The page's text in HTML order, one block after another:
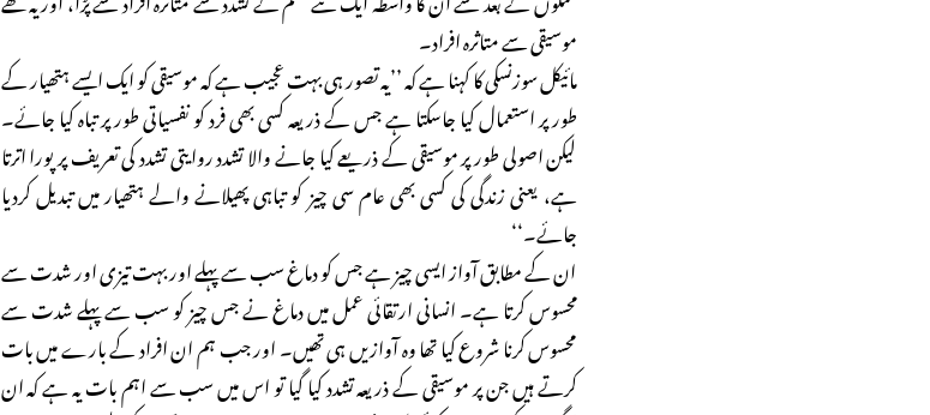
موسیقی سے متاثرہ افراد۔
مائیکل سوزنسکی کا کہنا ہے کہ ’’یہ تصور ہی بہت عجیب ہے کہ موسیقی کو ایک ایسے ہتھیار کے
طور پر استعمال کیا جاسکتا ہے جس کے ذریعہ کسی بھی فرد کو نفسیاتی طور پر تباہ کیا جائے۔
لیکن اصولی طور پر موسیقی کے ذریعے کیا جانے والا تشدد روایتی تشدد کی تعریف پر پورا اترتا
ہے، یعنی زندگی کی کسی بھی عام سی چیز کو تباہی پھیلانے والے ہتھیار میں تبدیل کردیا
جائے۔‘‘
ان کے مطابق آواز ایسی چیز ہے جس کو دماغ سب سے پہلے اور بہت تیزی اور شدت سے
محسوس کرتا ہے۔ انسانی ارتقائی عمل میں دماغ نے جس چیز کو سب سے پہلے شدت سے
محسوس کرنا شروع کیا تھا وہ آوازیں ہی تھیں۔ اور جب ہم ان افراد کے بارے میں بات
کرتے ہیں جن پر موسیقی کے ذریعہ تشدد کیا گیا تو اس میں سب سے اہم بات یہ ہے کہ ان